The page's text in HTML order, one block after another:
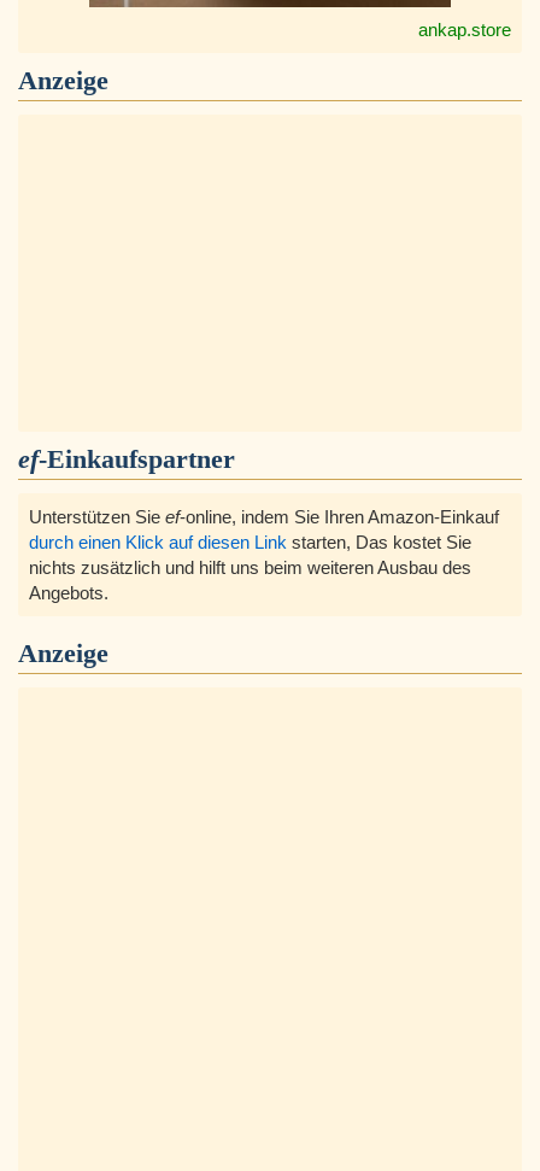
ankap.store
Anzeige
ef-Einkaufspartner
Unterstützen Sie ef-online, indem Sie Ihren Amazon-Einkauf
durch einen Klick auf diesen Link starten, Das kostet Sie
nichts zusätzlich und hilft uns beim weiteren Ausbau des
Angebots.
Anzeige